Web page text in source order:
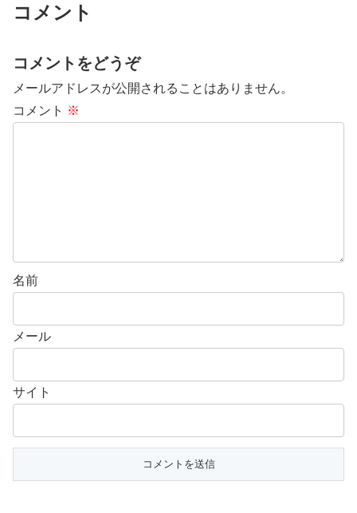
コメント
コメントをどうぞ
メールアドレスが公開されることはありません。
コメント ※
名前
メール
サイト